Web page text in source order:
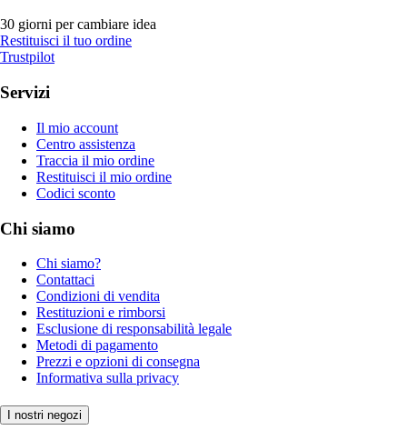
30 giorni per cambiare idea
Restituisci il tuo ordine
Trustpilot
Servizi
Il mio account
Centro assistenza
Traccia il mio ordine
Restituisci il mio ordine
Codici sconto
Chi siamo
Chi siamo?
Contattaci
Condizioni di vendita
Restituzioni e rimborsi
Esclusione di responsabilità legale
Metodi di pagamento
Prezzi e opzioni di consegna
Informativa sulla privacy
I nostri negozi